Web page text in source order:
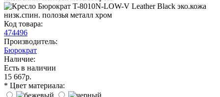
Код товара:
474496
Производитель:
Бюрократ
Наличие:
Есть в наличии
15 667р.
* Цвет материала: